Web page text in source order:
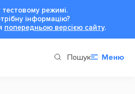
режимі.
інформацію?
попередньою версією сайту.
Пошук Меню